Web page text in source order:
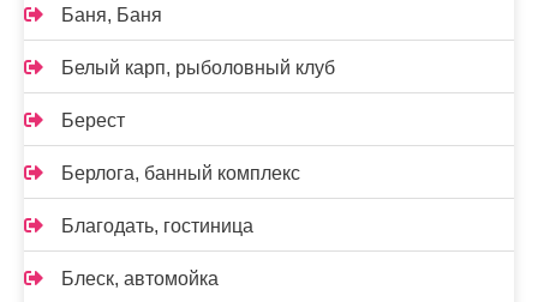
Баня, Баня
Белый карп, рыболовный клуб
Берест
Берлога, банный комплекс
Благодать, гостиница
Блеск, автомойка